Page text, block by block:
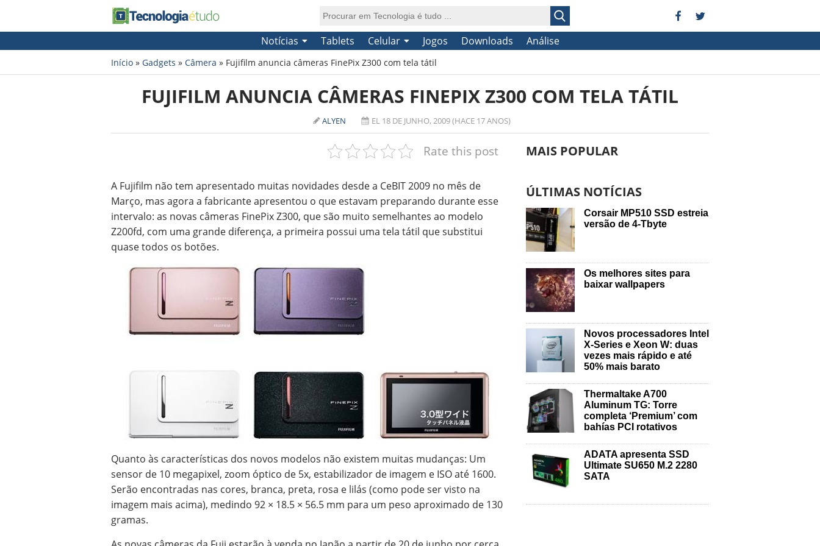
Notícias Tablets Celular Jogos Downloads Análise
Início » Gadgets » Câmera » Fujifilm anuncia câmeras FinePix Z300 com tela tátil
FUJIFILM ANUNCIA CÂMERAS FINEPIX Z300 COM TELA TÁTIL
ALYEN EL 18 DE JUNHO, 2009 (HACE 17 ANOS)
Rate this post
A Fujifilm não tem apresentado muitas novidades desde a CeBIT 2009 no mês de
Março, mas agora a fabricante apresentou o que estavam preparando durante esse
intervalo: as novas câmeras FinePix Z300, que são muito semelhantes ao modelo
Z200fd, com uma grande diferença, a primeira possui uma tela tátil que substitui
quase todos os botões.
Quanto às características dos novos modelos não existem muitas mudanças: Um
sensor de 10 megapixel, zoom óptico de 5x, estabilizador de imagem e ISO até 1600.
Serão encontradas nas cores, branca, preta, rosa e lilás (como pode ser visto na
imagem mais acima), medindo 92 × 18.5 × 56.5 mm para um peso aproximado de 130
gramas.
MAIS POPULAR
ÚLTIMAS NOTÍCIAS
Corsair MP510 SSD estreia
versão de 4-Tbyte
Os melhores sites para
baixar wallpapers
Novos processadores Intel
X-Series e Xeon W: duas
vezes mais rápido e até
50% mais barato
Thermaltake A700
Aluminum TG: Torre
completa ‘Premium’ com
bahías PCI rotativos
ADATA apresenta SSD
Ultimate SU650 M.2 2280
SATA